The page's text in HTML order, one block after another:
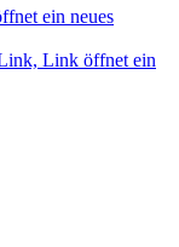
ein neues
Link öffnet ein